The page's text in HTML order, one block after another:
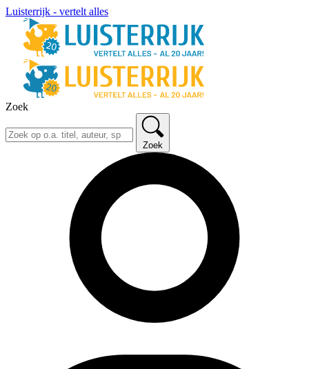
Luisterrijk - vertelt alles
Zoek
Zoek